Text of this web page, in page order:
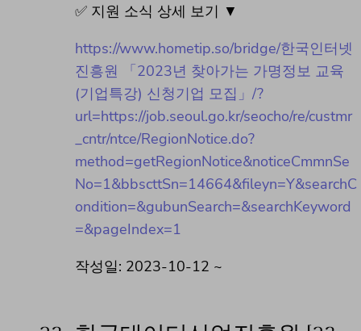
✅ 지원 소식 상세 보기 ▼
https://www.hometip.so/bridge/한국인터넷
진흥원 「2023년 찾아가는 가명정보 교육
(기업특강) 신청기업 모집」/?
url=https://job.seoul.go.kr/seocho/re/custmr
_cntr/ntce/RegionNotice.do?
method=getRegionNotice&noticeCmmnSe
No=1&bbscttSn=14664&fileyn=Y&searchC
ondition=&gubunSearch=&searchKeyword
=&pageIndex=1
작성일: 2023-10-12 ~